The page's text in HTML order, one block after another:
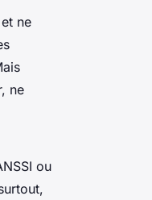
ne
ne
ou